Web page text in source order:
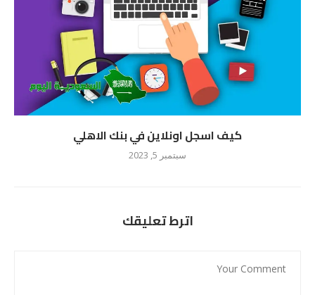
كيف اسجل اونلاين في بنك الاهلي
سبتمبر 5, 2023
اترط تعليقك